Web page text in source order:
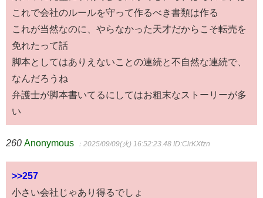
これで会社のルールを守って作るべき書類は作る
これが当然なのに、やらなかった天才だからこそ転売を
免れたって話
脚本としてはありえないことの連続と不自然な連続で、
なんだろうね
弁護士が脚本書いてるにしてはお粗末なストーリーが多
い
260 Anonymous ：2025/09/09(火) 16:52:23.48 ID:ClrKXfzn
>>257
小さい会社じゃあり得るでしょ